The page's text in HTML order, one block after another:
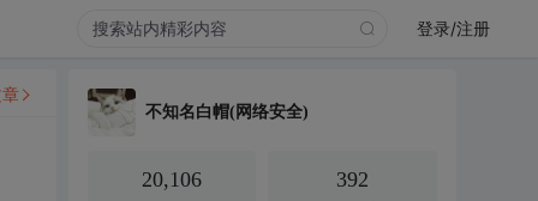
登录/注册
不知名白帽(网络安全)
20,106 392